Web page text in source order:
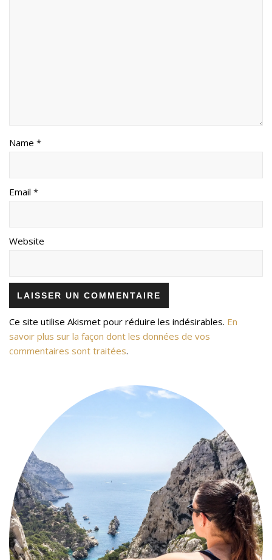
Name *
Email *
Website
Ce site utilise Akismet pour réduire les indésirables. En
savoir plus sur la façon dont les données de vos
commentaires sont traitées.